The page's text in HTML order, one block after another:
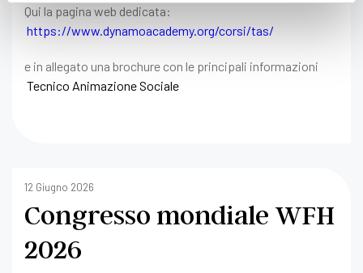
Qui la pagina web dedicata:
https://www.dynamoacademy.org/corsi/tas/
e in allegato una brochure con le principali informazioni
Tecnico Animazione Sociale
12 Giugno 2026
Congresso mondiale WFH
2026